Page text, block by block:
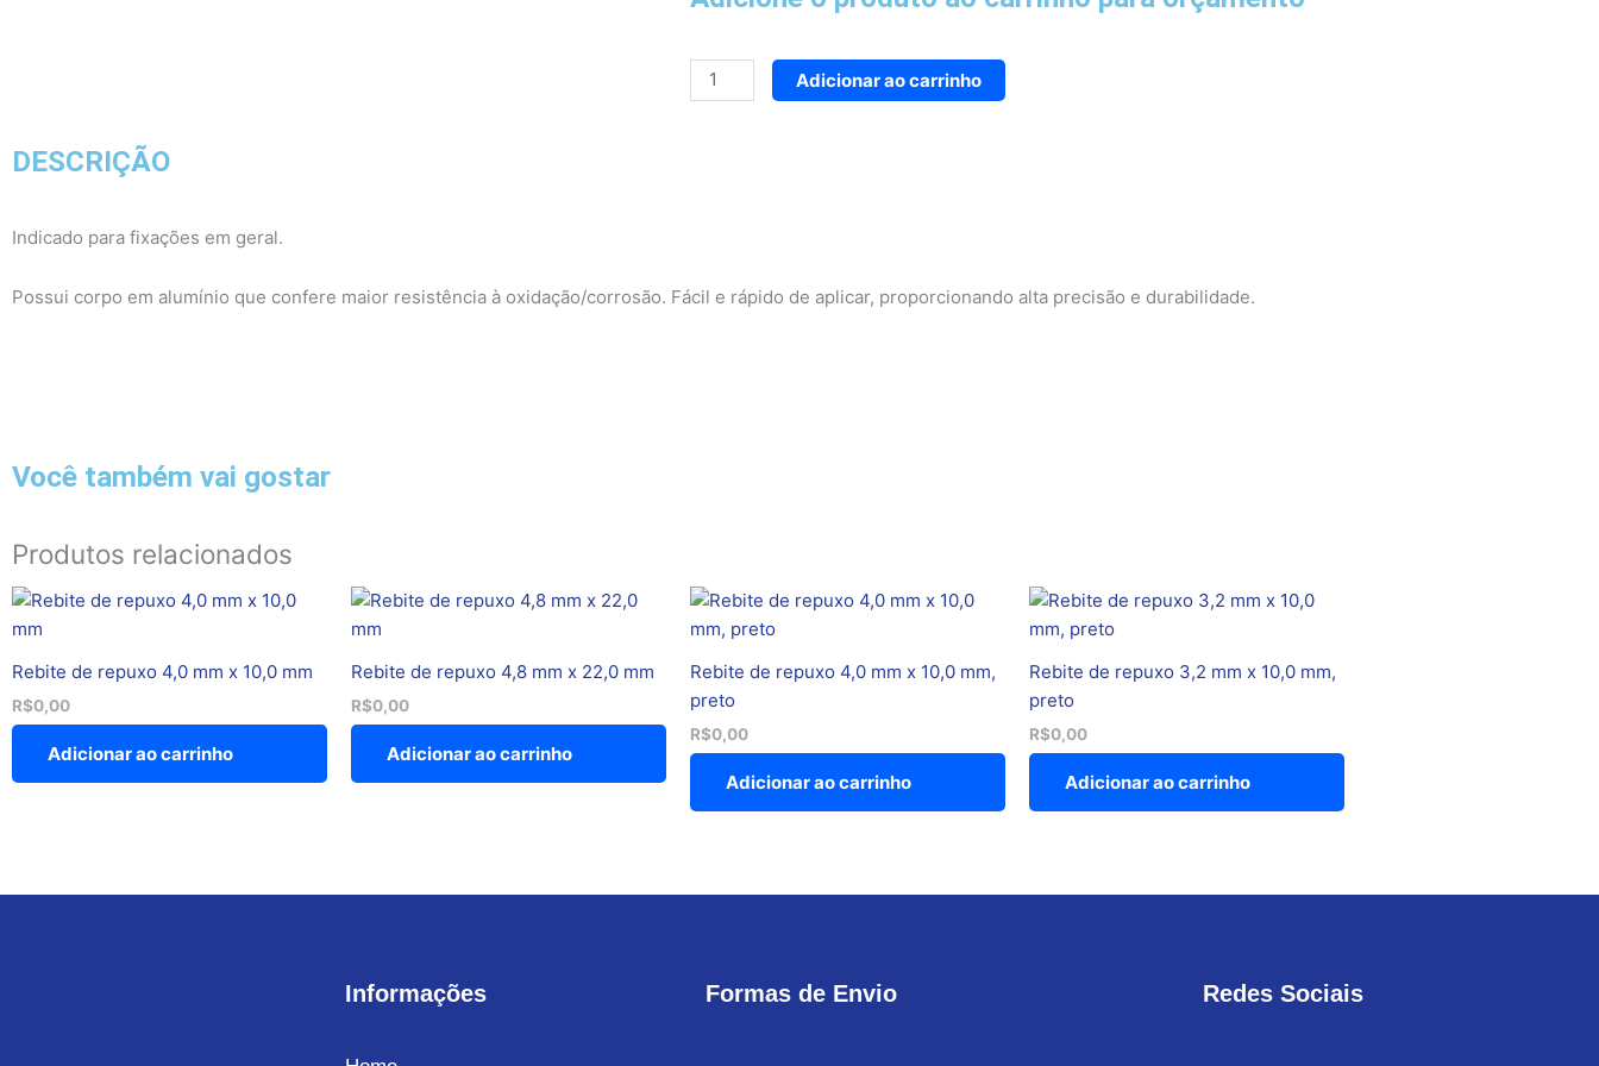
Rebite
de
quantidade
Adicionar ao carrinho
DESCRIÇÃO
Indicado para fixações em geral.
Possui corpo em alumínio que confere maior resistência à oxidação/corrosão. Fácil e rápido de aplicar, proporcionando alta precisão e durabilidade.
Você também vai gostar
Produtos relacionados
Rebite de repuxo 4,0 mm x 10,0 mm
R$0,00
Adicionar ao carrinho
Rebite de repuxo 4,8 mm x 22,0 mm
R$0,00
Adicionar ao carrinho
Rebite de repuxo 4,0 mm x 10,0 mm,
preto
R$0,00
Adicionar ao carrinho
Rebite de repuxo 3,2 mm x 10,0 mm,
preto
R$0,00
Adicionar ao carrinho
Informações Formas de Envio Redes Sociais